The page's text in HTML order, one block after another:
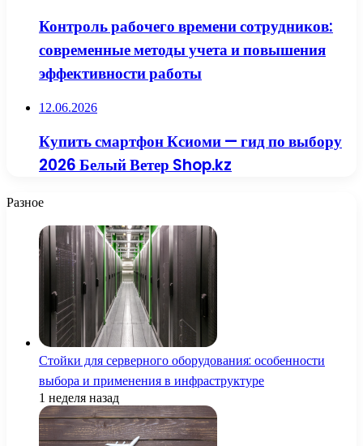
Контроль рабочего времени сотрудников:
современные методы учета и повышения
эффективности работы
12.06.2026
Купить смартфон Ксиоми — гид по выбору
2026 Белый Ветер Shop.kz
Разное
Стойки для серверного оборудования: особенности
выбора и применения в инфраструктуре
1 неделя назад